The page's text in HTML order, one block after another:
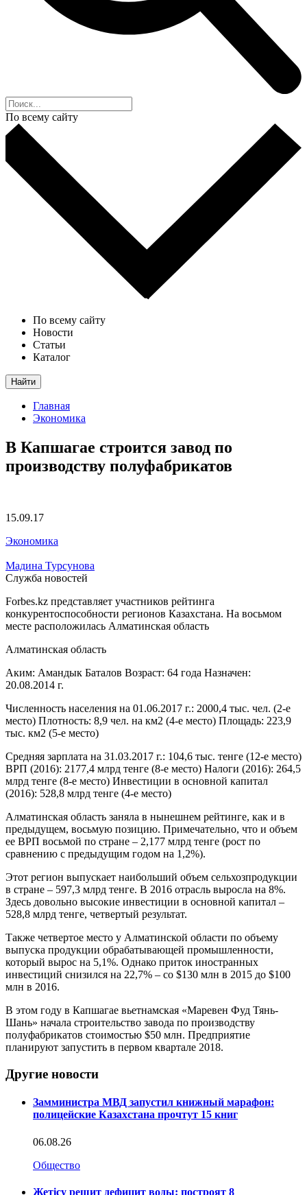
По всему сайту
По всему сайту
Новости
Статьи
Каталог
Найти
Главная
Экономика
В Капшагае строится завод по
производству полуфабрикатов
15.09.17
Экономика
Мадина Турсунова
Служба новостей
Forbes.kz представляет участников рейтинга
конкурентоспособности регионов Казахстана. На восьмом
месте расположилась Алматинская область
Алматинская область
Аким: Амандык Баталов Возраст: 64 года Назначен:
20.08.2014 г.
Численность населения на 01.06.2017 г.: 2000,4 тыс. чел. (2-е
место) Плотность: 8,9 чел. на км2 (4-е место) Площадь: 223,9
тыс. км2 (5-е место)
Средняя зарплата на 31.03.2017 г.: 104,6 тыс. тенге (12-е место)
ВРП (2016): 2177,4 млрд тенге (8-е место) Налоги (2016): 264,5
млрд тенге (8-е место) Инвестиции в основной капитал
(2016): 528,8 млрд тенге (4-е место)
Алматинская область заняла в нынешнем рейтинге, как и в
предыдущем, восьмую позицию. Примечательно, что и объем
ее ВРП восьмой по стране – 2,177 млрд тенге (рост по
сравнению с предыдущим годом на 1,2%).
Этот регион выпускает наибольший объем сельхозпродукции
в стране – 597,3 млрд тенге. В 2016 отрасль выросла на 8%.
Здесь довольно высокие инвестиции в основной капитал –
528,8 млрд тенге, четвертый результат.
Также четвертое место у Алматинской области по объему
выпуска продукции обрабатывающей промышленности,
который вырос на 5,1%. Однако приток иностранных
инвестиций снизился на 22,7% – со $130 млн в 2015 до $100
млн в 2016.
В этом году в Капшагае вьетнамская «Маревен Фуд Тянь-
Шань» начала строительство завода по производству
полуфабрикатов стоимостью $50 млн. Предприятие
планируют запустить в первом квартале 2018.
Другие новости
Замминистра МВД запустил книжный марафон:
полицейские Казахстана прочтут 15 книг
06.08.26
Общество
Жетісу решит дефицит воды: построят 8